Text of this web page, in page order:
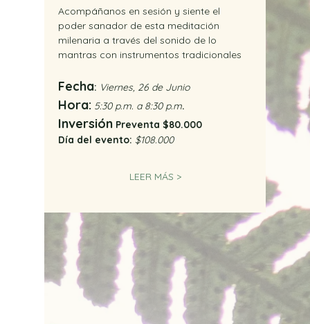
Acompáñanos en sesión y siente el
poder sanador de esta meditación
milenaria a través del sonido de lo
mantras con instrumentos tradicionales
Fecha: Viernes, 26 de Junio
Hora: 5:30 p.m. a 8:30 p.m.
Inversión Preventa $80.000
Día del evento: $108.000
LEER MÁS >